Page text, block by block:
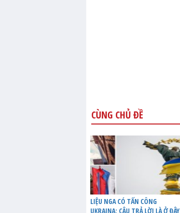
CÙNG CHỦ ĐỀ
LIỆU NGA CÓ TẤN CÔNG
UKRAINA: CÂU TRẢ LỜI LÀ Ở ĐÂY